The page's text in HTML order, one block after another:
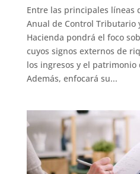
Entre las principales líneas
Anual de Control Tributario
Hacienda pondrá el foco
cuyos signos externos de
los ingresos y el
Además, enfocará su...